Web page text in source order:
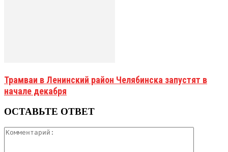
Трамваи в Ленинский район Челябинска запустят в
начале декабря
ОСТАВЬТЕ ОТВЕТ